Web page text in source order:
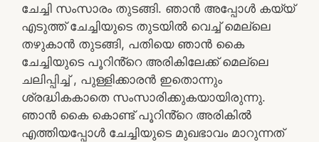
ചേച്ചി സംസാരം തുടങ്ങി. ഞാൻ അപ്പോൾ കയ്യ്
എടുത്ത് ചേച്ചിയുടെ തുടയിൽ വെച്ച് മെല്ലെ
തഴുകാൻ തുടങ്ങി, പതിയെ ഞാൻ കൈ
ചേച്ചിയുടെ പൂറിൻ്റെ അരികിലേക്ക് മെല്ലെ
ചലിപ്പിച്ച് , പുള്ളിക്കാരൻ ഇതൊന്നും
ശ്രദ്ധികകാതെ സംസാരിക്കുകയായിരുന്നു.
ഞാൻ കൈ കൊണ്ട് പൂറിൻ്റെ അരികിൽ
എത്തിയപ്പോൾ ചേച്ചിയുടെ മുഖഭാവം മാറുന്നത്